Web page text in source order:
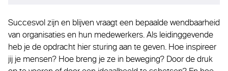
Succesvol zijn en blijven vraagt een bepaalde wendbaarheid
van organisaties en hun medewerkers. Als leidinggevende
heb je de opdracht hier sturing aan te geven. Hoe inspireer
jij je mensen? Hoe breng je ze in beweging? Door de druk